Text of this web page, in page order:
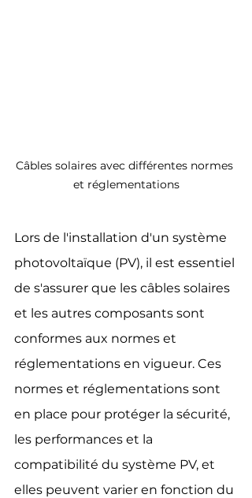
Câbles solaires avec différentes normes
et réglementations
Lors de l'installation d'un système
photovoltaïque (PV), il est essentiel
de s'assurer que les câbles solaires
et les autres composants sont
conformes aux normes et
réglementations en vigueur. Ces
normes et réglementations sont
en place pour protéger la sécurité,
les performances et la
compatibilité du système PV, et
elles peuvent varier en fonction du